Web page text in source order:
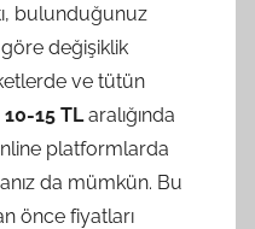
bulunduğunuz
göre değişiklik
ve tütün
10-15 TLaralığında
platformlarda
da mümkün. Bu
önce fiyatları